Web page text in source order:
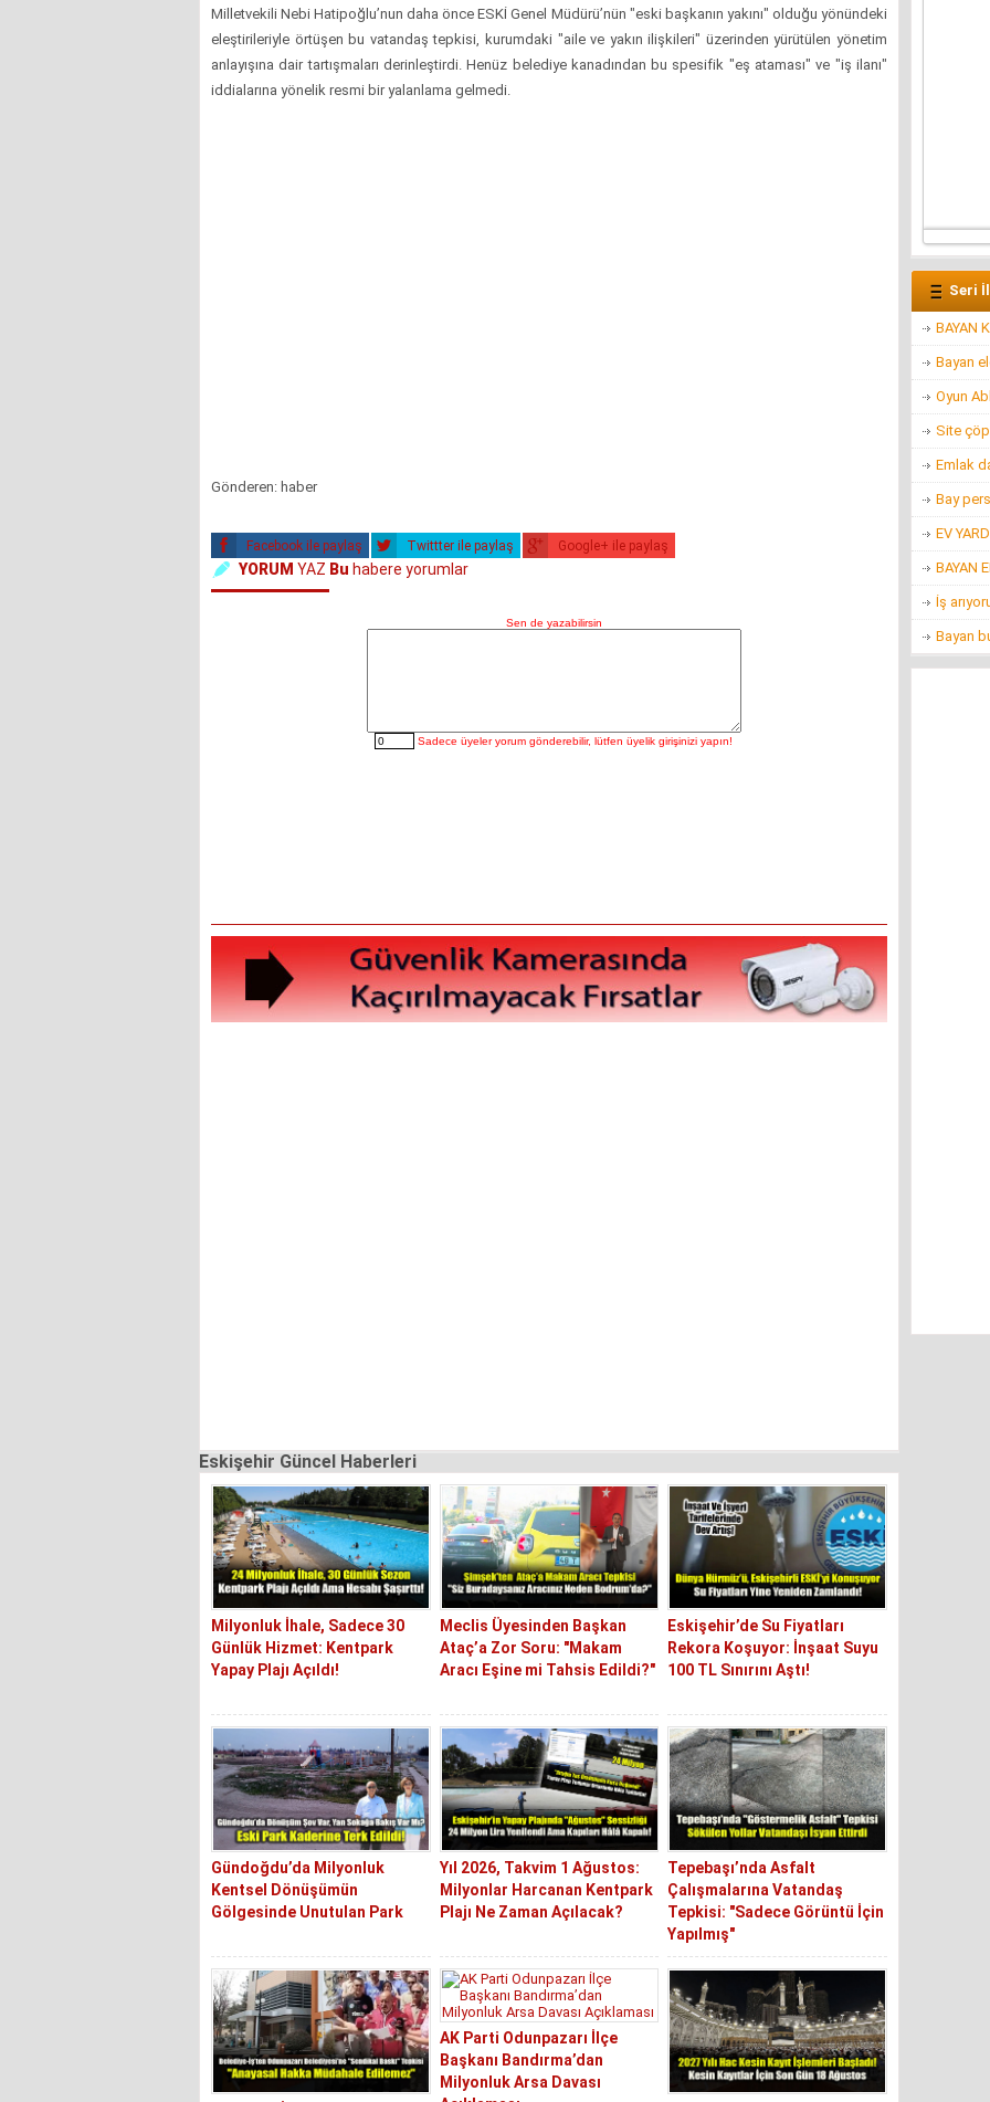
Milletvekili Nebi Hatipoğlu’nun daha önce ESKİ Genel Müdürü’nün "eski başkanın yakını" olduğu yönündeki
eleştirileriyle örtüşen bu vatandaş tepkisi, kurumdaki "aile ve yakın ilişkileri" üzerinden yürütülen yönetim
anlayışına dair tartışmaları derinleştirdi. Henüz belediye kanadından bu spesifik "eş ataması" ve "iş ilanı"
iddialarına yönelik resmi bir yalanlama gelmedi.
Gönderen: haber
Facebook ile paylaş Twittter ile paylaş Google+ ile paylaş
YORUM YAZ Bu habere yorumlar
Eskişehir Güncel Haberleri
Milyonluk İhale, Sadece 30
Günlük Hizmet: Kentpark
Yapay Plajı Açıldı!
Meclis Üyesinden Başkan
Ataç’a Zor Soru: "Makam
Aracı Eşine mi Tahsis Edildi?"
Eskişehir’de Su Fiyatları
Rekora Koşuyor: İnşaat Suyu
100 TL Sınırını Aştı!
Gündoğdu’da Milyonluk
Kentsel Dönüşümün
Gölgesinde Unutulan Park
Yıl 2026, Takvim 1 Ağustos:
Milyonlar Harcanan Kentpark
Plajı Ne Zaman Açılacak?
Tepebaşı’nda Asfalt
Çalışmalarına Vatandaş
Tepkisi: "Sadece Görüntü İçin
Yapılmış"
AK Parti Odunpazarı İlçe
Başkanı Bandırma’dan
Milyonluk Arsa Davası
Seri
BAYAN
Bayan
Oyun
Site
Emlak
Bay
EV
BAYAN
İş
Bayan